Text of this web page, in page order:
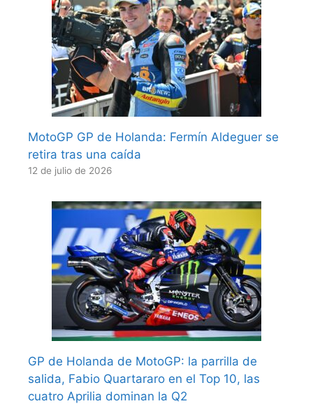
MotoGP GP de Holanda: Fermín Aldeguer se
retira tras una caída
12 de julio de 2026
GP de Holanda de MotoGP: la parrilla de
salida, Fabio Quartararo en el Top 10, las
cuatro Aprilia dominan la Q2